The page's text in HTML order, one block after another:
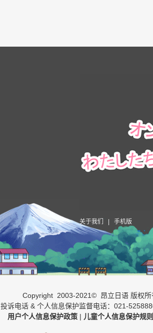
关于我们 手机版
Copyright 2003-2021© 昂立日语 版权所
投诉电话 & 个人信息保护监督电话：021-
用户个人信息保护政策 | 儿童个人信息保护规则